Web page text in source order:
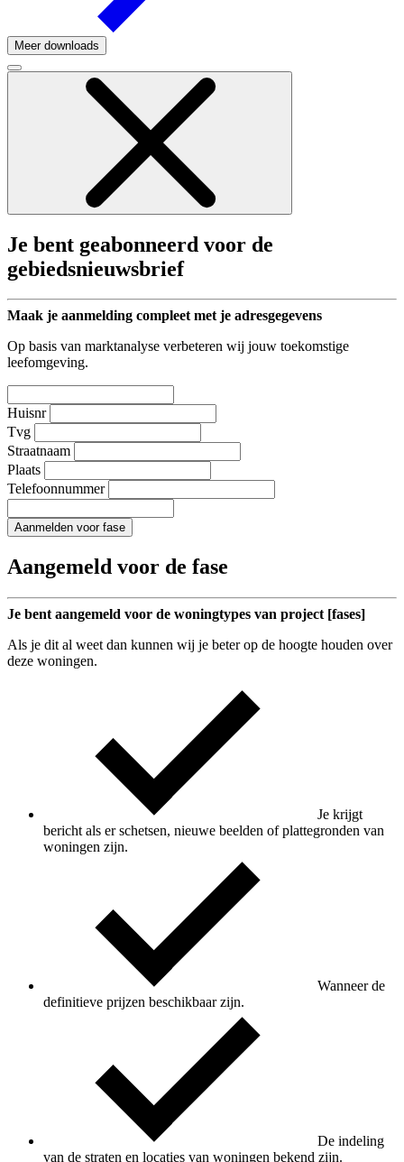
Meer downloads
Je bent geabonneerd voor de
gebiedsnieuwsbrief
Maak je aanmelding compleet met je adresgegevens
Op basis van marktanalyse verbeteren wij jouw toekomstige
leefomgeving.
Huisnr
Tvg
Straatnaam
Plaats
Telefoonnummer
Aanmelden voor fase
Aangemeld voor de fase
Je bent aangemeld voor de woningtypes van project [fases]
Als je dit al weet dan kunnen wij je beter op de hoogte houden over
deze woningen.
Je krijgt
bericht als er schetsen, nieuwe beelden of plattegronden van
woningen zijn.
Wanneer de
definitieve prijzen beschikbaar zijn.
De indeling
van de straten en locaties van woningen bekend zijn.